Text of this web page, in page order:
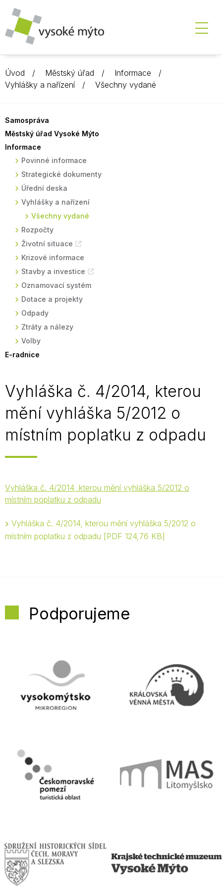
Úvod Městský úřad
Informace
Vyhlášky a nařízení
Všechny vydané
Samospráva
Městský úřad Vysoké Mýto
Informace
Povinné informace
Strategické dokumenty
Úřední deska
Vyhlášky a nařízení
Všechny vydané
Rozpočty
Životní situace
Krizové informace
Stavby a investice
Oznamovací systém
Dotace a projekty
Odpady
Ztráty a nálezy
Volby
E-radnice
Vyhláška č. 4/2014, kterou
mění vyhláška 5/2012 o
místním poplatku z odpadu
Vyhláška č. 4/2014, kterou mění vyhláška 5/2012 o
místním poplatku z odpadu
Vyhláška č. 4/2014, kterou mění vyhláška 5/2012 o
místním poplatku z odpadu
PDF 124,76 KB
Podporujeme